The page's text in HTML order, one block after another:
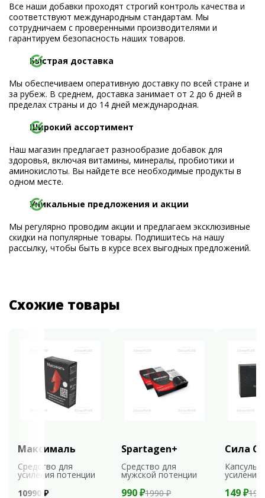
Все наши добавки проходят строгий контроль качества и
соответствуют международным стандартам. Мы
сотрудничаем с проверенными производителями и
гарантируем безопасность наших товаров.
Быстрая доставка
Мы обеспечиваем оперативную доставку по всей стране и
за рубеж. В среднем, доставка занимает от 2 до 6 дней в
пределах страны и до 14 дней международная.
Широкий ассортимент
Наш магазин предлагает разнообразие добавок для
здоровья, включая витамины, минералы, пробиотики и
аминокислоты. Вы найдете все необходимые продукты в
одном месте.
Уникальные предложения и акции
Мы регулярно проводим акции и предлагаем эксклюзивные
скидки на популярные товары. Подпишитесь на нашу
рассылку, чтобы быть в курсе всех выгодных предложений.
Схожие товары
Максималь
Средство для
усиления потенции
10990 ₽
Spartagen+
Средство для
мужской потенции
990 ₽1990 ₽
Сила
Капсулы
усиления
149 ₽